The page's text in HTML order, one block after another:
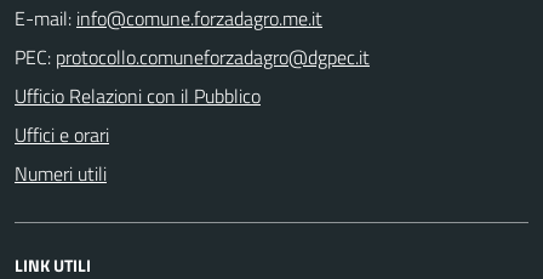
E-mail:
PEC:
Ufficio Relazioni con il Pubblico
Uffici e orari
Numeri utili
LINK UTILI